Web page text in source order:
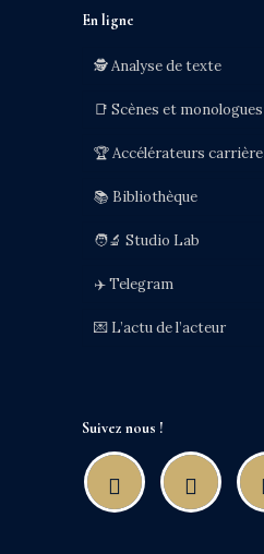
En ligne
🕵️ Analyse de texte
📑 Scènes et monologues
🏆 Accélérateurs carrière
📚 Bibliothèque
🧑‍🔬 Studio Lab
✈️ Telegram
💌 L’actu de l’acteur
Suivez nous !